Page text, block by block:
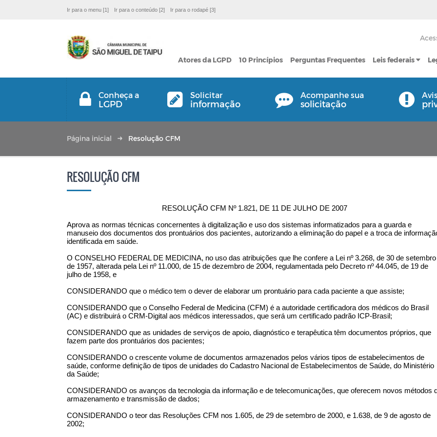
Ir para o menu [1] Ir para o conteúdo [2] Ir para o rodapé [3]
Atores da LGPD 10 Princípios Perguntas Frequentes Leis federais
Conheça a
LGPD
Solicitar
informação
Acompanhe sua
solicitação
Página inicial Resolução CFM
RESOLUÇÃO CFM
RESOLUÇÃO CFM Nº 1.821, DE 11 DE JULHO DE 2007
Aprova as normas técnicas concernentes à digitalização e uso dos sistemas informatizados para a guarda e
manuseio dos documentos dos prontuários dos pacientes, autorizando a eliminação do papel e a troca de
identificada em saúde.
O CONSELHO FEDERAL DE MEDICINA, no uso das atribuições que lhe confere a Lei nº 3.268, de 30 de setembro
de 1957, alterada pela Lei nº 11.000, de 15 de dezembro de 2004, regulamentada pelo Decreto nº 44.045, de 19 de
julho de 1958, e
CONSIDERANDO que o médico tem o dever de elaborar um prontuário para cada paciente a que assiste;
CONSIDERANDO que o Conselho Federal de Medicina (CFM) é a autoridade certificadora dos médicos do Brasil
(AC) e distribuirá o CRM-Digital aos médicos interessados, que será um certificado padrão ICP-Brasil;
CONSIDERANDO que as unidades de serviços de apoio, diagnóstico e terapêutica têm documentos próprios, que
fazem parte dos prontuários dos pacientes;
CONSIDERANDO o crescente volume de documentos armazenados pelos vários tipos de estabelecimentos de
saúde, conforme definição de tipos de unidades do Cadastro Nacional de Estabelecimentos de Saúde, do Ministério
da Saúde;
CONSIDERANDO os avanços da tecnologia da informação e de telecomunicações, que oferecem novos métodos
armazenamento e transmissão de dados;
CONSIDERANDO o teor das Resoluções CFM nos 1.605, de 29 de setembro de 2000, e 1.638, de 9 de agosto de
2002;